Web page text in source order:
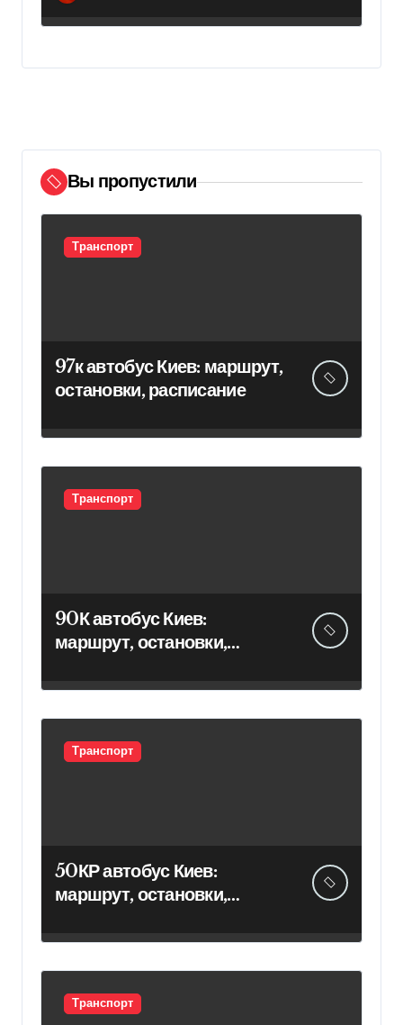
Вы пропустили
Транспорт
97к автобус Киев: маршрут,
остановки, расписание
Транспорт
90К автобус Киев:
маршрут, остановки,
Транспорт
50КР автобус Киев:
маршрут, остановки,
Транспорт